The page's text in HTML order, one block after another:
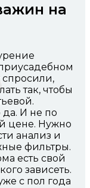
на
спросили,
так, чтобы
да. И не по
цене. Нужно
анализ и
фильтры.
есть свой
зависеть.
с пол года